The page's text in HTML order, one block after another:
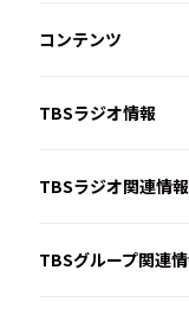
コンテンツ
TBSラジオ情報
TBSラジオ関連情報
TBSグループ関連